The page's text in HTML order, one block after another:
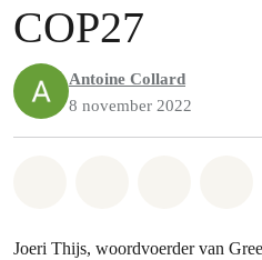
COP27
Antoine Collard
8 november 2022
Joeri Thijs, woordvoerder van